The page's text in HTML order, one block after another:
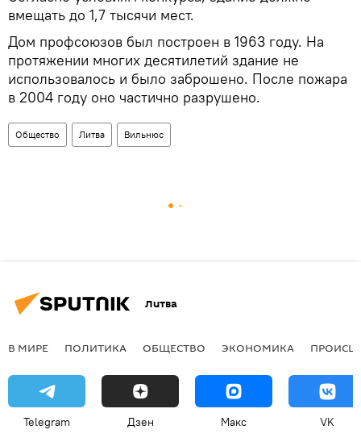
вмещать до 1,7 тысячи мест.
Дом профсоюзов был построен в 1963 году. На
протяжении многих десятилетий здание не
использовалось и было заброшено. После пожара
в 2004 году оно частично разрушено.
Общество Литва Вильнюс
Литва
В МИРЕ ПОЛИТИКА ОБЩЕСТВО ЭКОНОМИКА
Telegram Дзен Макс VK